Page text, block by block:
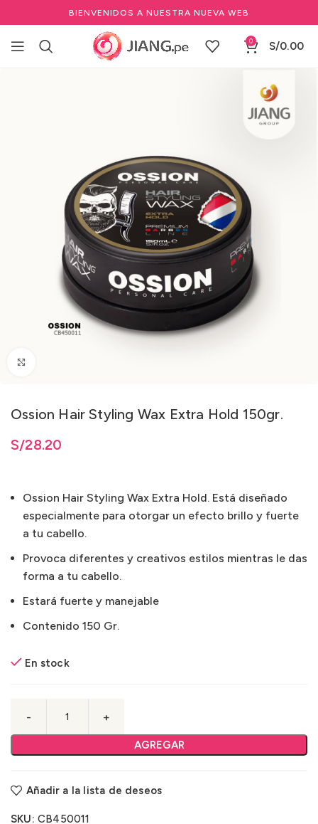
BIENVENIDOS A NUESTRA NUEVA WEB
0 S/0.00
Promo 2x1
Ossion Hair Styling Wax Extra Hold 150gr.
S/28.20
Ossion Hair Styling Wax Extra Hold. Está diseñado
especialmente para otorgar un efecto brillo y fuerte
a tu cabello.
Provoca diferentes y creativos estilos mientras le das
forma a tu cabello.
Estará fuerte y manejable
Contenido 150 Gr.
En stock
AGREGAR
Añadir a la lista de deseos
SKU: CB450011